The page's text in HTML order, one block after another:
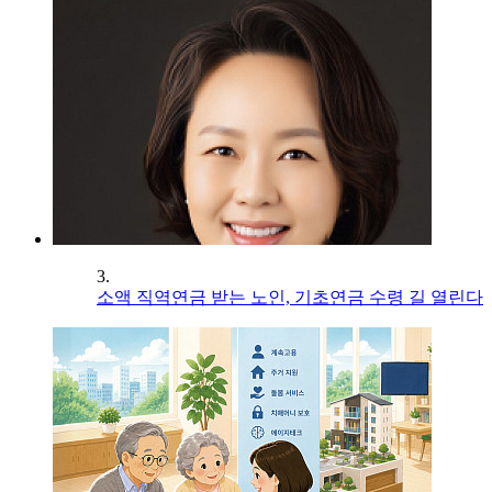
3.
소액 직역연금 받는 노인, 기초연금 수령 길 열린다